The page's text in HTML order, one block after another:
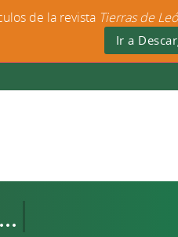
de la revista Tierras de
Ir a